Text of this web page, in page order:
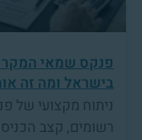
פנקס שמאי
בישראל ומה זה
רשומים, קצב